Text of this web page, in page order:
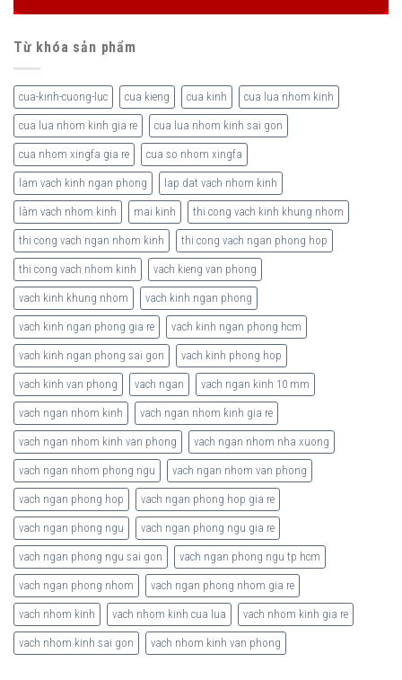
Từ khóa sản phẩm
cua-kinh-cuong-luc cua kieng cua kinh cua lua nhom kinh
cua lua nhom kinh gia re cua lua nhom kinh sai gon
cua nhom xingfa gia re cua so nhom xingfa
lam vach kinh ngan phong lap dat vach nhom kinh
làm vach nhom kinh mai kinh thi cong vach kinh khung nhom
thi cong vach ngan nhom kinh thi cong vach ngan phong hop
thi cong vach nhom kinh vach kieng van phong
vach kinh khung nhom vach kinh ngan phong
vach kinh ngan phong gia re vach kinh ngan phong hcm
vach kinh ngan phong sai gon vach kinh phong hop
vach kinh van phong vach ngan vach ngan kinh 10 mm
vach ngan nhom kinh vach ngan nhom kinh gia re
vach ngan nhom kinh van phong vach ngan nhom nha xuong
vach ngan nhom phong ngu vach ngan nhom van phong
vach ngan phong hop vach ngan phong hop gia re
vach ngan phong ngu vach ngan phong ngu gia re
vach ngan phong ngu sai gon vach ngan phong ngu tp hcm
vach ngan phong nhom vach ngan phong nhom gia re
vach nhom kinh vach nhom kinh cua lua vach nhom kinh gia re
vach nhom kinh sai gon vach nhom kinh van phong